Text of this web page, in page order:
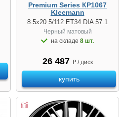
Premium Series КР1067
Kleemann
8.5x20 5/112 ET34 DIA 57.1
Черный матовый
на складе 8 шт.
26 487 ₽ / диск
купить